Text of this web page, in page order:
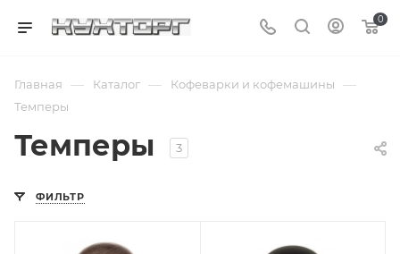
0
Главная — Каталог — Кофеварки и кофемашины —
Темперы
Темперы 3
ФИЛЬТР